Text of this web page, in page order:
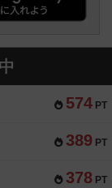
574 PT
389 PT
378 PT